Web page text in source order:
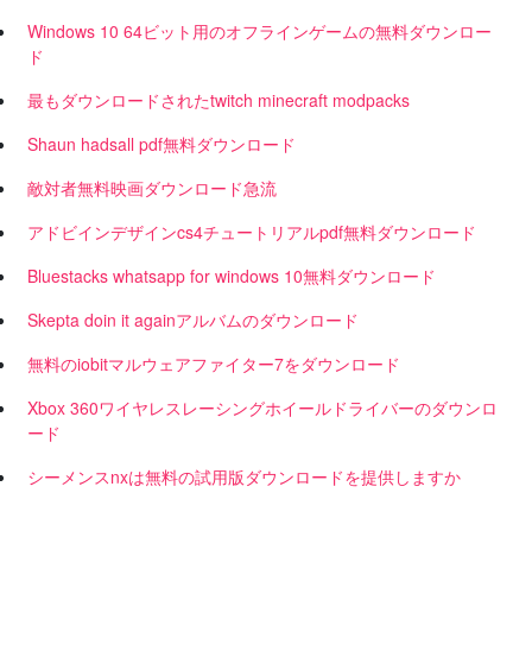
Windows 10 64ビット用のオフラインゲームの無料ダウンロー
ド
最もダウンロードされたtwitch minecraft modpacks
Shaun hadsall pdf無料ダウンロード
敵対者無料映画ダウンロード急流
アドビインデザインcs4チュートリアルpdf無料ダウンロード
Bluestacks whatsapp for windows 10無料ダウンロード
Skepta doin it againアルバムのダウンロード
無料のiobitマルウェアファイター7をダウンロード
Xbox 360ワイヤレスレーシングホイールドライバーのダウンロ
ード
シーメンスnxは無料の試用版ダウンロードを提供しますか